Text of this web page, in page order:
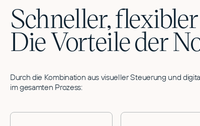
Schneller,
Die Vorteile der
Durch die Kombination aus visueller Steuerung und
im gesamten Prozess: